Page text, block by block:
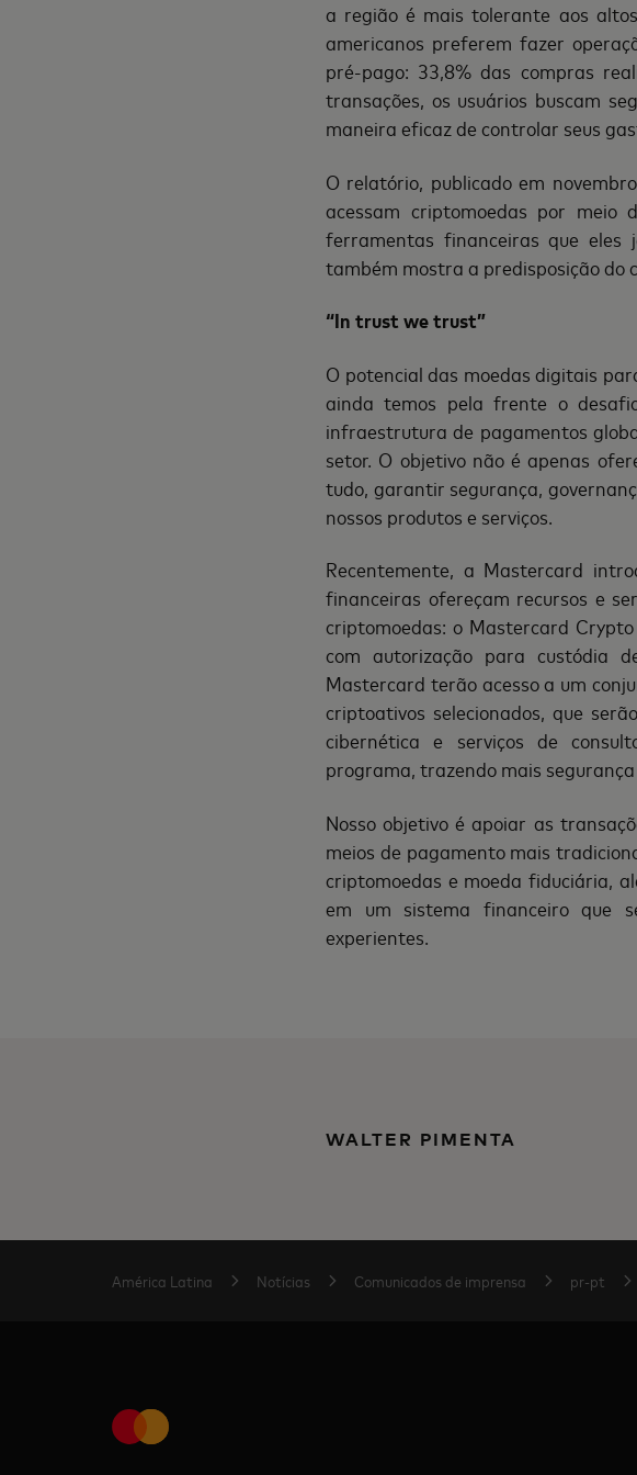
a região é mais tolerante aos
americanos preferem fazer
pré-pago: 33,8% das compras
transações, os usuários buscam
maneira eficaz de controlar seus
O relatório, publicado em
acessam criptomoedas por
ferramentas financeiras que eles j
também mostra a predisposição do
“In trust we trust”
O potencial das moedas digitais
ainda temos pela frente o
infraestrutura de pagamentos
setor. O objetivo nãoéapenas
tudo, garantir segurança, governanç
nossos produtos e serviços.
Recentemente, a Mastercard
financeiras ofereçam recursos e
criptomoedas: o Mastercard Crypto
com autorização para custódia
Mastercard terão acesso a um
criptoativos selecionados, que
cibernética e serviços de
programa, trazendo mais seguranç
Nosso objetivoéapoiar as
meios de pagamento mais
criptomoedas e moeda fiduciária, al
em um sistema financeiro que
experientes.
WALTER PIMENTA
América Latina Notícias Comunicados de imprensa pr-pt